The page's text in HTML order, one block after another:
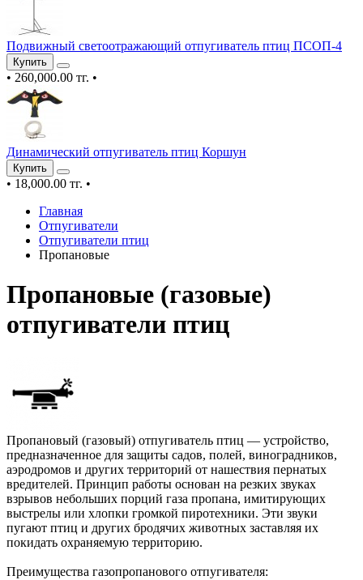
Подвижный светоотражающий отпугиватель птиц ПСОП-4
Купить
• 260,000.00 тг. •
Динамический отпугиватель птиц Коршун
Купить
• 18,000.00 тг. •
Главная
Отпугиватели
Отпугиватели птиц
Пропановые
Пропановые (газовые)
отпугиватели птиц
Пропановый (газовый) отпугиватель птиц — устройство,
предназначенное для защиты садов, полей, виноградников,
аэродромов и других территорий от нашествия пернатых
вредителей. Принцип работы основан на резких звуках
взрывов небольших порций газа пропана, имитирующих
выстрелы или хлопки громкой пиротехники. Эти звуки
пугают птиц и других бродячих животных заставляя их
покидать охраняемую территорию.
Преимущества газопропанового отпугивателя: